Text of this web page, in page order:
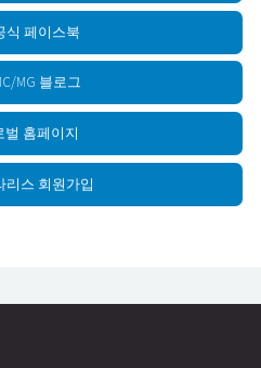
식 페이스북
MG 블로그
홈페이지
리스 회원가입